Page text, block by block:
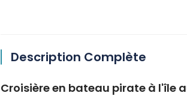
Description Complète
Croisière en bateau pirate à l'île